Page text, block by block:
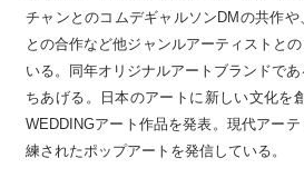
チャンとのコムデギャルソンDMの共作
との合作など他ジャンルアーティストと
いる。同年オリジナルアートブランドで
ちあげる。日本のアートに新しい文化を
WEDDINGアート作品を発表。現代アー
練されたポップアートを発信している。